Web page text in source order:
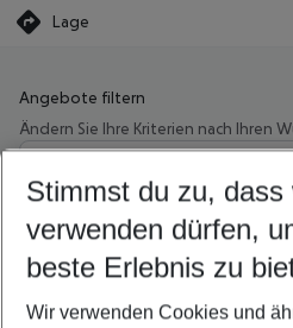
Lage
Angebote filtern
Ändern Sie Ihre Kriterien nach Ihren
Wähle deinen Abflughafen
Beliebiger Abflughafen
Wähle deinen Reisezeitraum
5-8
2 Erwachsene Keine Kinder
Stimmst du zu, dass
verwenden dürfen,
beste Erlebnis zu
Wir verwenden Cookies und